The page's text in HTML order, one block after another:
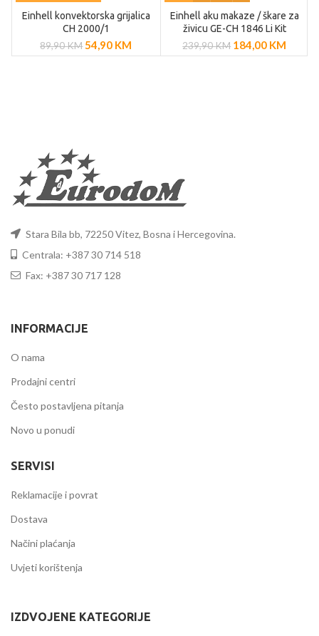
Einhell konvektorska grijalica
CH 2000/1
89,90KM 54,90 KM
Einhell aku makaze / škare za
živicu GE-CH 1846 Li Kit
(1×2,0Ah)
239,90KM 184,00 KM
Stara Bila bb, 72250 Vitez, Bosna i Hercegovina.
Centrala: +387 30 714 518
Fax: +387 30 717 128
INFORMACIJE
O nama
Prodajni centri
Često postavljena pitanja
Novo u ponudi
SERVISI
Reklamacije i povrat
Dostava
Načini plaćanja
Uvjeti korištenja
IZDVOJENE KATEGORIJE